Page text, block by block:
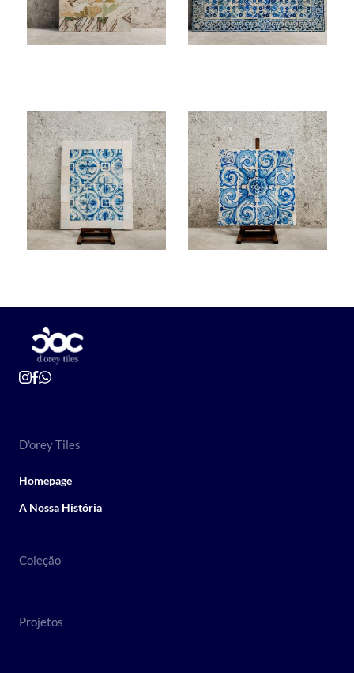
D'orey Tiles
Homepage
A Nossa História
Coleção
Projetos